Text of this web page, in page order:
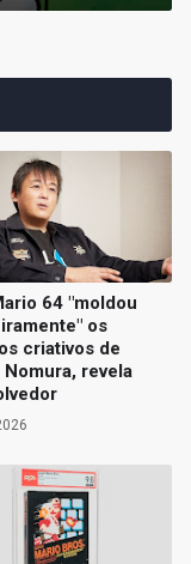
64 "moldou
os
criativos de
Nomura, revela